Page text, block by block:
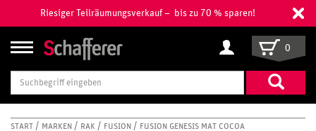
Riesiger Teilräumungsverkauf – bis zu 70 % sparen!
Suchbegriff
eingeben
0
START MARKEN RAK FUSION FUSION GENESIS MAT COCOA